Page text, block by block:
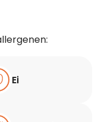
Ei